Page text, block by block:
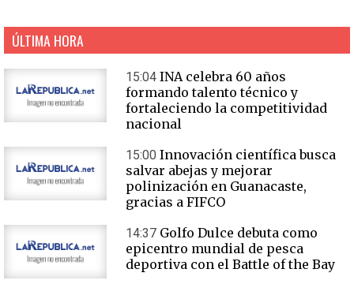
ÚLTIMA HORA
15:04 INA celebra 60 años
formando talento técnico y
fortaleciendo la competitividad
nacional
15:00 Innovación científica busca
salvar abejas y mejorar
polinización en Guanacaste,
gracias a FIFCO
14:37 Golfo Dulce debuta como
epicentro mundial de pesca
deportiva con el Battle of the Bay